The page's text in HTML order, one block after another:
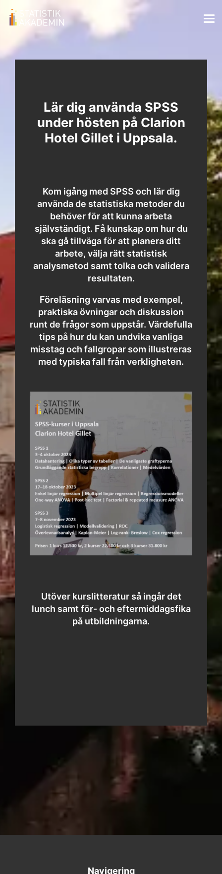
Lär dig använda SPSS
under hösten på Clarion
Hotel Gillet i Uppsala.
Kom igång med SPSS och lär dig
använda de statistiska metoder du
behöver för att kunna arbeta
självständigt. Få kunskap om hur du
ska gå tillväga för att planera ditt
arbete, välja rätt statistisk
analysmetod samt tolka och validera
resultaten.
Föreläsning varvas med exempel,
praktiska övningar och diskussion
runt de frågor som uppstår. Värdefulla
tips på hur du kan undvika vanliga
misstag och fallgropar som illustreras
med typiska fall från verkligheten.
Utöver kurslitteratur så ingår det
lunch samt för- och eftermiddagsfika
på utbildningarna.
Navigering